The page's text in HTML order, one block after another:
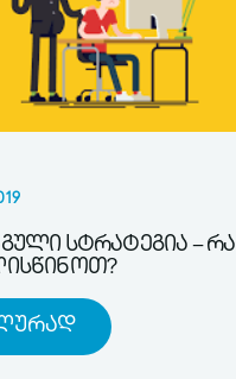
სტრატეგია – რა